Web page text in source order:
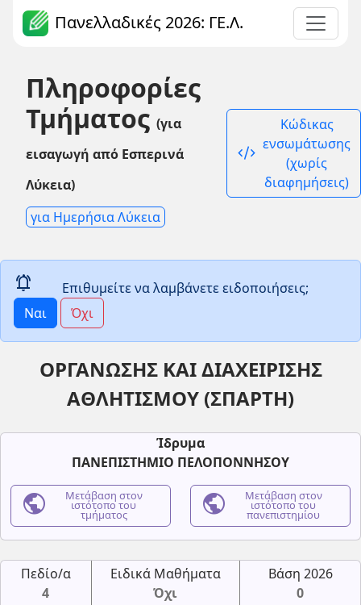
Πανελλαδικές 2026: ΓΕ.Λ.
Πληροφορίες
Τμήματος (για
εισαγωγή από Εσπερινά
Λύκεια)
για Ημερήσια Λύκεια
code_xml
Κώδικας
ενσωμάτωσης
(χωρίς
διαφημήσεις)
notifications_active
Επιθυμείτε να λαμβάνετε ειδοποιήσεις;
Ναι
Όχι
ΟΡΓΑΝΩΣΗΣ ΚΑΙ ΔΙΑΧΕΙΡΙΣΗΣ
ΑΘΛΗΤΙΣΜΟΥ (ΣΠΑΡΤΗ)
Ίδρυμα
ΠΑΝΕΠΙΣΤΗΜΙΟ ΠΕΛΟΠΟΝΝΗΣΟΥ
public Μετάβαση στον
ιστότοπο του
τμήματος public Μετάβαση στον
ιστότοπο του
πανεπιστημίου
Πεδίο/α
4
Ειδικά Μαθήματα
Όχι
Βάση 2026
0